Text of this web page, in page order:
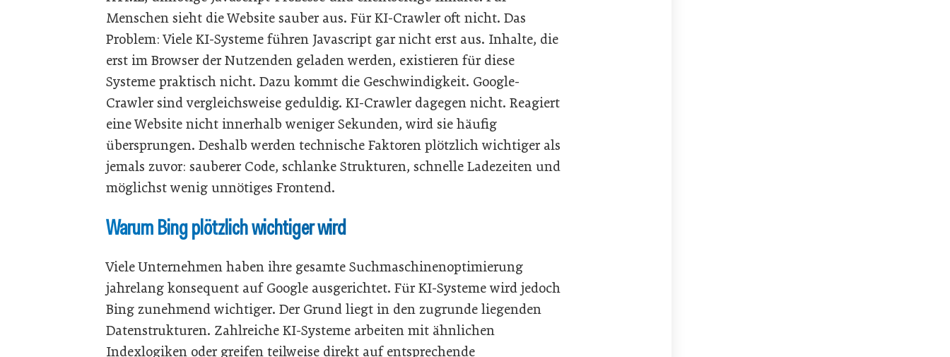
Menschen sieht die Website sauber aus. Für KI-Crawler oft nicht. Das
Problem: Viele KI-Systeme führen Javascript gar nicht erst aus. Inhalte, die
erst im Browser der Nutzenden geladen werden, existieren für diese
Systeme praktisch nicht. Dazu kommt die Geschwindigkeit. Google-
Crawler sind vergleichsweise geduldig. KI-Crawler dagegen nicht. Reagiert
eine Website nicht innerhalb weniger Sekunden, wird sie häufig
übersprungen. Deshalb werden technische Faktoren plötzlich wichtiger als
jemals zuvor: sauberer Code, schlanke Strukturen, schnelle Ladezeiten und
möglichst wenig unnötiges Frontend.
Warum Bing plötzlich wichtiger wird
Viele Unternehmen haben ihre gesamte Suchmaschinenoptimierung
jahrelang konsequent auf Google ausgerichtet. Für KI-Systeme wird jedoch
Bing zunehmend wichtiger. Der Grund liegt in den zugrunde liegenden
Datenstrukturen. Zahlreiche KI-Systeme arbeiten mit ähnlichen
Indexlogiken oder greifen teilweise direkt auf entsprechende